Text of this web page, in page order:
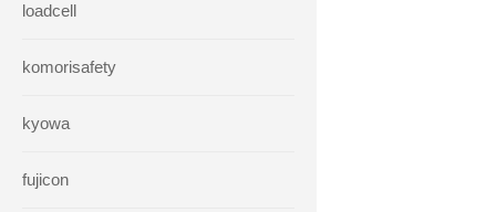
loadcell
komorisafety
kyowa
fujicon